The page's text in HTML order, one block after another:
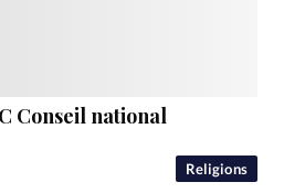
Religions
Conseil national